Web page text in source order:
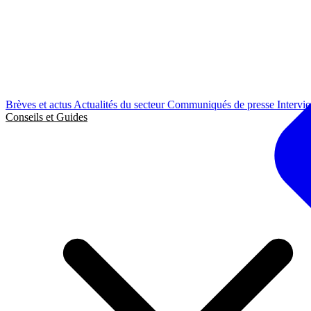
Brèves et actus Actualités du secteurCommuniqués de presse
Conseils et Guides